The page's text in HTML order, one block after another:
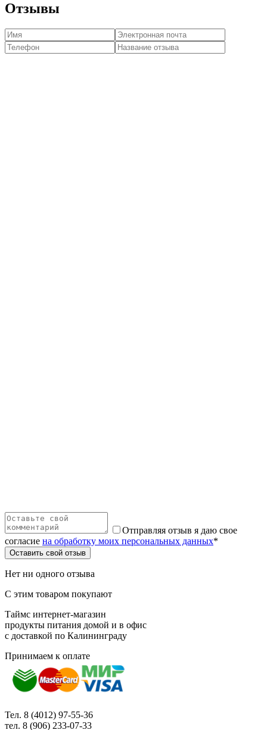
Отзывы
Отправляя отзыв я даю свое
согласие на обработку моих персональных данных*
Оставить свой отзыв
Нет ни одного отзыва
С этим товаром покупают
Таймс интернет-магазин
продукты питания домой и в офис
с доставкой по Калининграду
Принимаем к оплате
Тел. 8 (4012) 97-55-36
тел. 8 (906) 233-07-33